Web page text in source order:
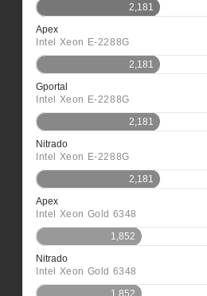
2,181
Apex
Intel Xeon E-2288G
2,181
Gportal
Intel Xeon E-2288G
2,181
Nitrado
Intel Xeon E-2288G
2,181
Apex
Intel Xeon Gold 6348
1,852
Nitrado
Intel Xeon Gold 6348
1,852